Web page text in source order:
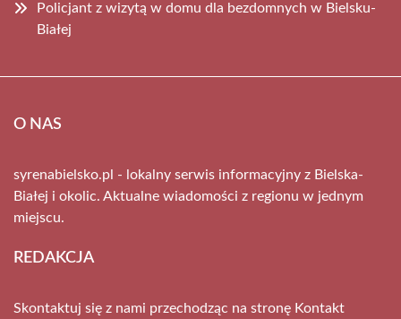
Policjant z wizytą w domu dla bezdomnych w Bielsku-
Białej
O NAS
syrenabielsko.pl - lokalny serwis informacyjny z Bielska-
Białej i okolic. Aktualne wiadomości z regionu w jednym
miejscu.
REDAKCJA
Skontaktuj się z nami przechodząc na stronę Kontakt